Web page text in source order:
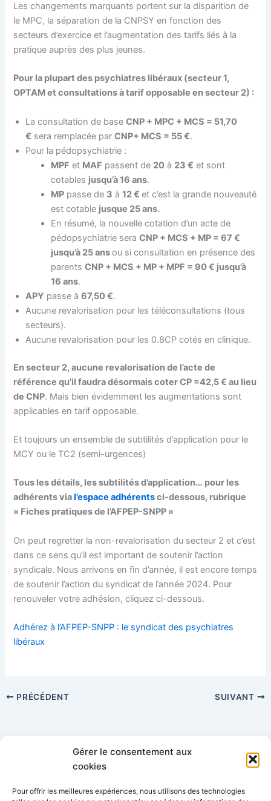
Gérer le consentement aux
cookies
Pour offrir les meilleures expériences, nous utilisons des technologies
Les changements marquants portent sur la disparition de
le MPC, la séparation de la CNPSY en fonction des
secteurs d’exercice et l’augmentation des tarifs liés à la
pratique auprès des plus jeunes.
Pour la plupart des psychiatres libéraux (secteur 1,
OPTAM et consultations à tarif opposable en secteur 2) :
La consultation de baseCNP + MPC + MCS = 51,70
€ sera remplacée parCNP+ MCS = 55 €.
Pour la pédopsychiatrie :
MPF et MAF passent de 20 à 23 € et sont
cotables jusqu’à 16 ans.
MP passe de 3 à12 €et c’est la grande nouveauté
est cotable jusque 25 ans.
En résumé, la nouvelle cotation d’un acte de
pédopsychiatrie seraCNP + MCS + MP = 67 €
jusqu’à 25 ansou si consultation en présence des
parentsCNP + MCS + MP + MPF = 90 € jusqu’à
16 ans.
APY passe à67,50 €.
Aucune revalorisation pour les téléconsultations (tous
secteurs).
Aucune revalorisation pour les 0.8CP cotés en clinique.
En secteur 2, aucune revalorisation de l’acte de
référence qu’il faudra désormais coter CP =42,5 € au lieu
de CNP. Mais bien évidemment les augmentations sont
applicables en tarif opposable.
Et toujours un ensemble de subtilités d’application pour le
MCY ou le TC2 (semi-urgences)
Tous les détails, les subtilités d’application… pour les
adhérents vial’espace adhérentsci-dessous, rubrique
« Fiches pratiques de l’AFPEP-SNPP »
On peut regretter la non-revalorisation du secteur 2 et c’est
dans ce sens qu’il est important de soutenir l’action
syndicale. Nous arrivons en fin d’année, il est encore temps
de soutenir l’action du syndicat de l’année 2024. Pour
renouveler votre adhésion, cliquez ci-dessous.
Adhérez à l’AFPEP-SNPP : le syndicat des psychiatres
libéraux
PRÉCÉDENT SUIVANT